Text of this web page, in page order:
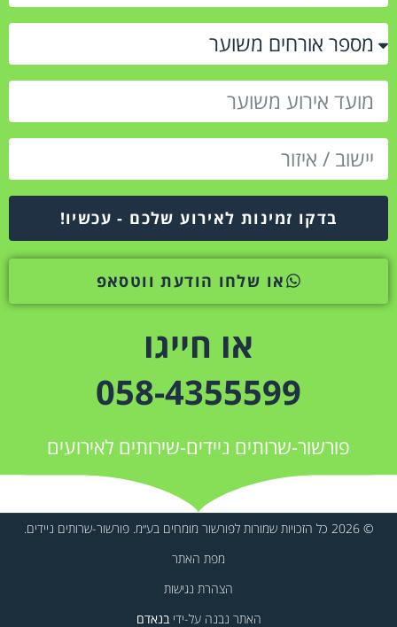
בדקו זמינות לאירוע שלכם - עכשיו!
או שלחו הודעת ווטסאפ
או חייגו
058-4355599
פורשור-שרותים ניידים-שירותים לאירועים
© 2026 כל הזכויות שמורות לפורשור מומחים בע״מ. פורשור-שרותים ניידים.
מפת האתר
הצהרת נגישות
האתר נבנה על-ידיבנאדם